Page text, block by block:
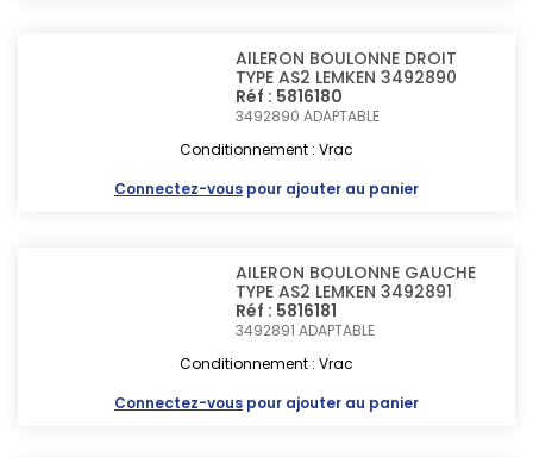
AILERON BOULONNE DROIT
TYPE AS2 LEMKEN 3492890
Réf : 5816180
3492890ADAPTABLE
Conditionnement : Vrac
Connectez-vous pour ajouter au panier
AILERON BOULONNE GAUCHE
TYPE AS2 LEMKEN 3492891
Réf : 5816181
3492891ADAPTABLE
Conditionnement : Vrac
Connectez-vous pour ajouter au panier